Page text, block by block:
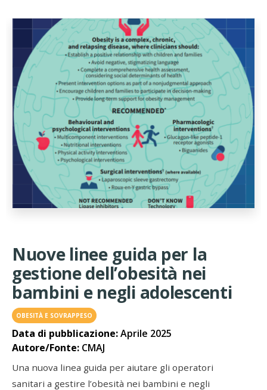
Nuove linee guida per la
gestione dell’obesità nei
bambini e negli adolescenti
OBESITÀ E SOVRAPPESO
Data di pubblicazione:Aprile 2025
Autore/Fonte: CMAJ
Una nuova linea guida per aiutare gli operatori
sanitari a gestire l’obesità nei bambini e negli